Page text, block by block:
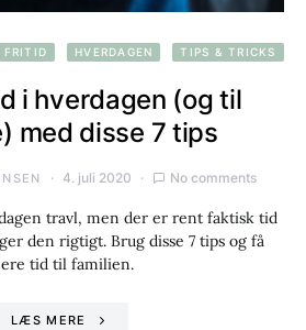
FRITID HVERDAGEN TIPS & TRICKS
i hverdagen (og til
med disse 7 tips
4. juli 2020 No comments
travl, men der er rent faktisk tid
den rigtigt. Brug disse 7 tips og få
tid til familien.
LÆS MERE